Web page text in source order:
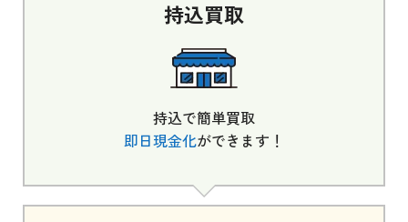
持込買取
持込で簡単買取
即日現金化ができます！